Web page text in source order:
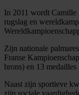
In 2011 wordt Camille
rugslag en
Zijn nationale
Franse
brons) en 13
Naast zijn sportieve
zijn sociale